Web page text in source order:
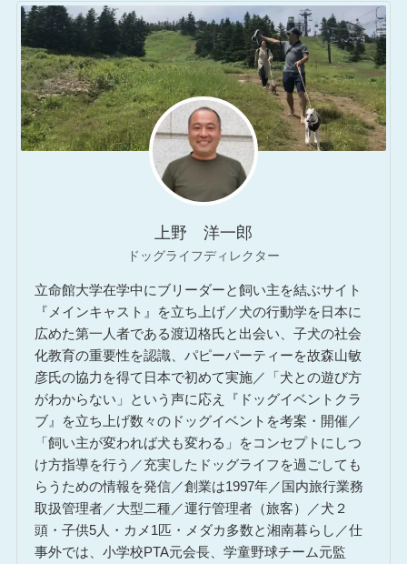
上野 洋一郎
ドッグライフディレクター
立命館大学在学中にブリーダーと飼い主を結ぶサイト
『メインキャスト』を立ち上げ／犬の行動学を日本に
広めた第一人者である渡辺格氏と出会い、子犬の社会
化教育の重要性を認識、パピーパーティーを故森山敏
彦氏の協力を得て日本で初めて実施／「犬との遊び方
がわからない」という声に応え『ドッグイベントクラ
ブ』を立ち上げ数々のドッグイベントを考案・開催／
「飼い主が変われば犬も変わる」をコンセプトにしつ
け方指導を行う／充実したドッグライフを過ごしても
らうための情報を発信／創業は1997年／国内旅行業務
取扱管理者／大型二種／運行管理者（旅客）／犬２
頭・子供5人・カメ1匹・メダカ多数と湘南暮らし／仕
事外では、小学校PTA元会長、学童野球チーム元監